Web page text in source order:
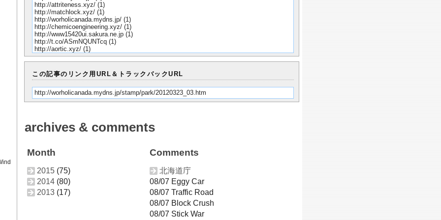
http://attriteness.xyz/ (1)
http://matchlock.xyz/ (1)
http://worholicanada.mydns.jp/ (1)
http://chemicoengineering.xyz/ (1)
http://www15420ui.sakura.ne.jp (1)
http://t.co/ASmNQUNTcq (1)
http://aortic.xyz/ (1)
この記事のリンク用URL＆トラックバックURL
http://worholicanada.mydns.jp/stamp/park/20120323_03.htm
archives & comments
Month
2015 (75)
2014 (80)
2013 (17)
Comments
北海道庁
08/07 Eggy Car
08/07 Traffic Road
08/07 Block Crush
08/07 Stick War